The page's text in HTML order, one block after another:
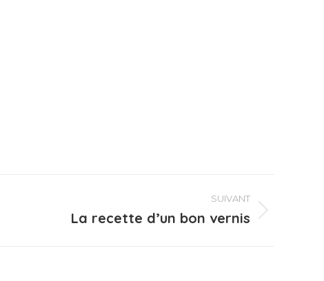
SUIVANT
La recette d’un bon vernis